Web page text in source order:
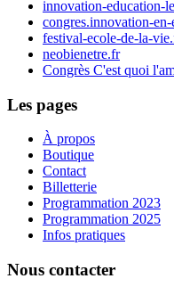
innovation-education-
congres.innovation-
festival-ecole-de-la-
neobienetre.fr
Congrès C'est quoi
Les pages
À propos
Boutique
Contact
Billetterie
Programmation 2023
Programmation 2025
Infos pratiques
Nous contacter